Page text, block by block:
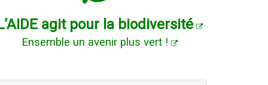
L’AIDE agit pour la biodiversité
Ensemble un avenir plus vert !